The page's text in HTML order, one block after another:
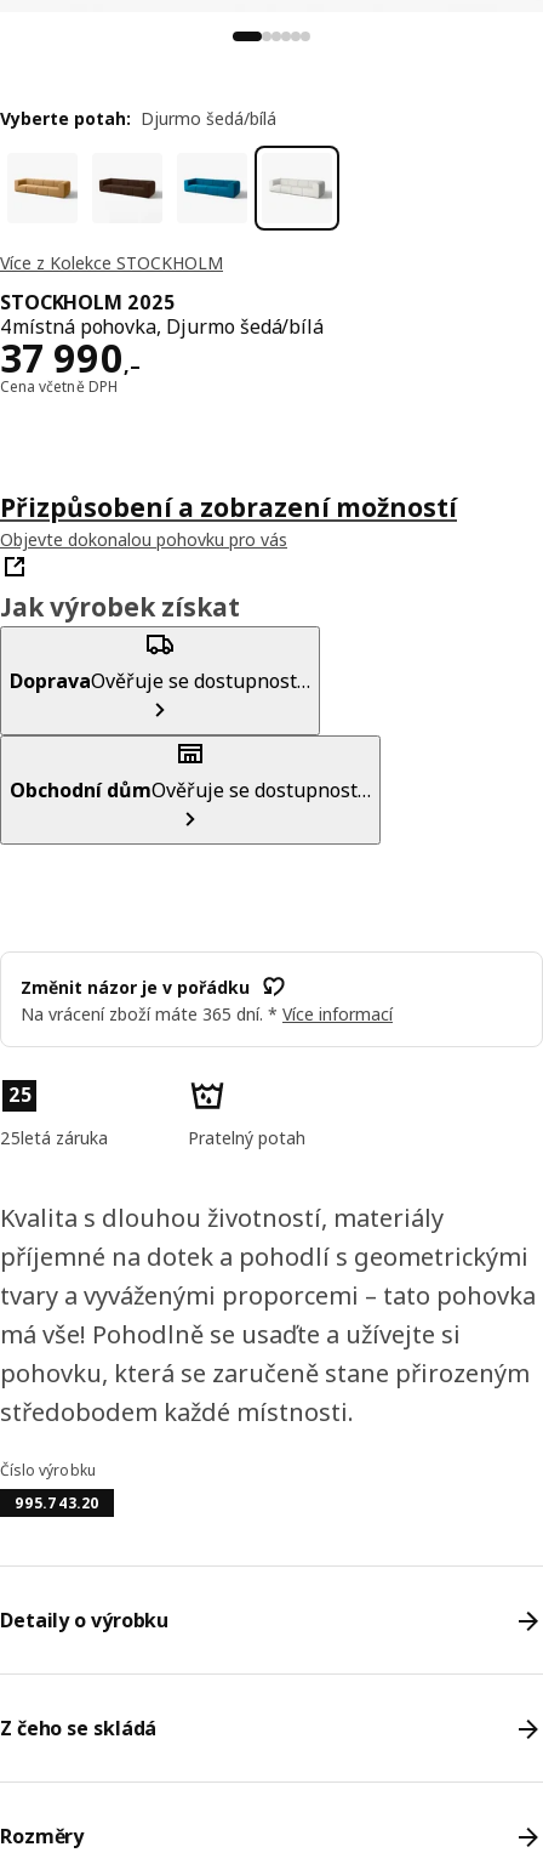
Více z Kolekce STOCKHOLM
STOCKHOLM 2025
4místná pohovka, Djurmo šedá/bílá
37 990,–
Cena 37990,–
Cena včetně DPH
Vyberte potah: Djurmo šedá/bílá
Přizpůsobení a zobrazení možností
Objevte dokonalou pohovku pro vás
Jak výrobek získat
DopravaOvěřuje se dostupnost…
Obchodní důmOvěřuje se dostupnost…
Změnit názor je v pořádku
Na vrácení zboží máte 365 dní. * Více informací
Vlastnosti výrobku
25
25letá záruka Pratelný potah
Kvalita s dlouhou životností, materiály
příjemné na dotek a pohodlí s geometrickými
tvary a vyváženými proporcemi – tato pohovka
má vše! Pohodlně se usaďte a užívejte si
pohovku, která se zaručeně stane přirozeným
středobodem každé místnosti.
Číslo výrobku
995.743.20
Detaily o výrobku
Z čeho se skládá
Rozměry